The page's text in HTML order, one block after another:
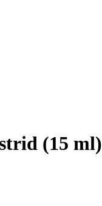
(15 ml)